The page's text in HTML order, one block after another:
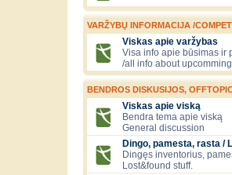
VARŽYBŲ INFORMACIJA /
Viskas apie varžybas
Visa info apie būsimas ir
/all info about
BENDROS DISKUSIJOS,
Viskas apie viską
Bendra tema apie viską
General discussion
Dingo, pamesta, rasta /
Dingęs inventorius,
Lost&found stuff.